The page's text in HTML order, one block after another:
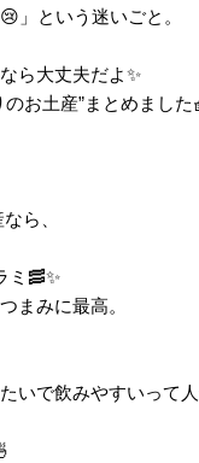
」という迷いごと。
ら大丈夫だよ✨
お土産”まとめました
ら、
ミ🥓✨
まみに最高。
いで飲みやすいって人